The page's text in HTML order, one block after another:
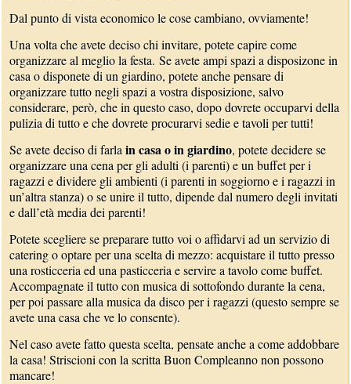
Dal punto di vista economico le cose cambiano, ovviamente!
Una volta che avete deciso chi invitare, potete capire come
organizzare al meglio la festa. Se avete ampi spazi a disposizone in
casa o disponete di un giardino, potete anche pensare di
organizzare tutto negli spazi a vostra disposizione, salvo
considerare, però, che in questo caso, dopo dovrete occuparvi della
pulizia di tutto e che dovrete procurarvi sedie e tavoli per tutti!
Se avete deciso di farlain casa o in giardino, potete decidere se
organizzare una cena per gli adulti (i parenti) e un buffet per i
ragazzi e dividere gli ambienti (i parenti in soggiorno e i ragazzi in
un’altra stanza) o se unire il tutto, dipende dal numero degli invitati
e dall’età media dei parenti!
Potete scegliere se preparare tutto voi o affidarvi ad un servizio di
catering o optare per una scelta di mezzo: acquistare il tutto presso
una rosticceria ed una pasticceria e servire a tavolo come buffet.
Accompagnate il tutto con musica di sottofondo durante la cena,
per poi passare alla musica da disco per i ragazzi (questo sempre se
avete una casa che ve lo consente).
Nel caso avete fatto questa scelta, pensate anche a come addobbare
la casa! Striscioni con la scritta Buon Compleanno non possono
mancare!